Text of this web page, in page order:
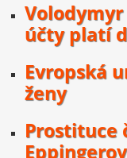
Volodymyr
účty platí
Evropská
ženy
Prostituce